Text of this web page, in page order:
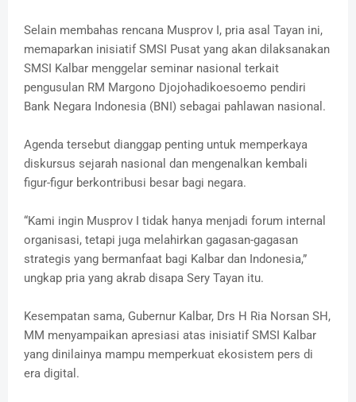
Selain membahas rencana Musprov I, pria asal Tayan ini,
memaparkan inisiatif SMSI Pusat yang akan dilaksanakan
SMSI Kalbar menggelar seminar nasional terkait
pengusulan RM Margono Djojohadikoesoemo pendiri
Bank Negara Indonesia (BNI) sebagai pahlawan nasional.
Agenda tersebut dianggap penting untuk memperkaya
diskursus sejarah nasional dan mengenalkan kembali
figur-figur berkontribusi besar bagi negara.
“Kami ingin Musprov I tidak hanya menjadi forum internal
organisasi, tetapi juga melahirkan gagasan-gagasan
strategis yang bermanfaat bagi Kalbar dan Indonesia,”
ungkap pria yang akrab disapa Sery Tayan itu.
Kesempatan sama, Gubernur Kalbar, Drs H Ria Norsan SH,
MM menyampaikan apresiasi atas inisiatif SMSI Kalbar
yang dinilainya mampu memperkuat ekosistem pers di
era digital.